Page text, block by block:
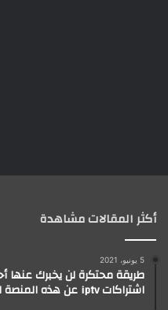
أكثر المقالات مشاهدة
5 يونيو، 2021
طريقة محتكرة لن يخبرك عنها
اشتراكات iptv عن هذه المنصة العربية الرائعة